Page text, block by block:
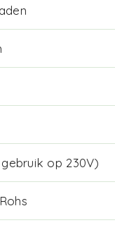
op 230V)